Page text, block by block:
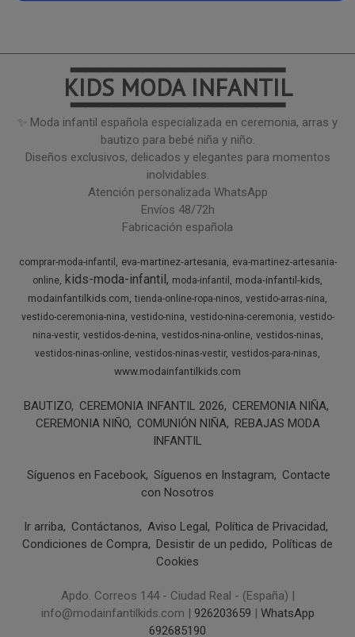
━━━━━━━━━━━━━━━
KIDS MODA INFANTIL
━━━━━━━━━━━━━━━
✨ Moda infantil española especializada en ceremonia, arras y
bautizo para bebé niña y niño.
Diseños exclusivos, delicados y elegantes para momentos
inolvidables.
Atención personalizada WhatsApp
Envíos 48/72h
Fabricación española
comprar-moda-infantil eva-martinez-artesania
eva-martinez-artesania-
online
kids-moda-infantil moda-infantil
moda-infantil-kids
modainfantilkids.com tienda-online-ropa-ninos vestido-arras-nina
vestido-ceremonia-nina vestido-nina vestido-nina-ceremonia vestido-
nina-vestir vestidos-de-nina vestidos-nina-online vestidos-ninas
vestidos-ninas-online vestidos-ninas-vestir vestidos-para-ninas
www.modainfantilkids.com
BAUTIZO CEREMONIA INFANTIL 2026
CEREMONIA NIÑA
CEREMONIA NIÑO COMUNIÓN NIÑA REBAJAS MODA
INFANTIL
Síguenos en Facebook Síguenos en Instagram
Contacte
con Nosotros
Ir arriba Contáctanos Aviso Legal
Política de Privacidad
Condiciones de Compra
Desistir de un pedido
Políticas de
Cookies
Apdo. Correos 144 - Ciudad Real - (España) |
info@modainfantilkids.com | 926203659 | WhatsApp
692685190